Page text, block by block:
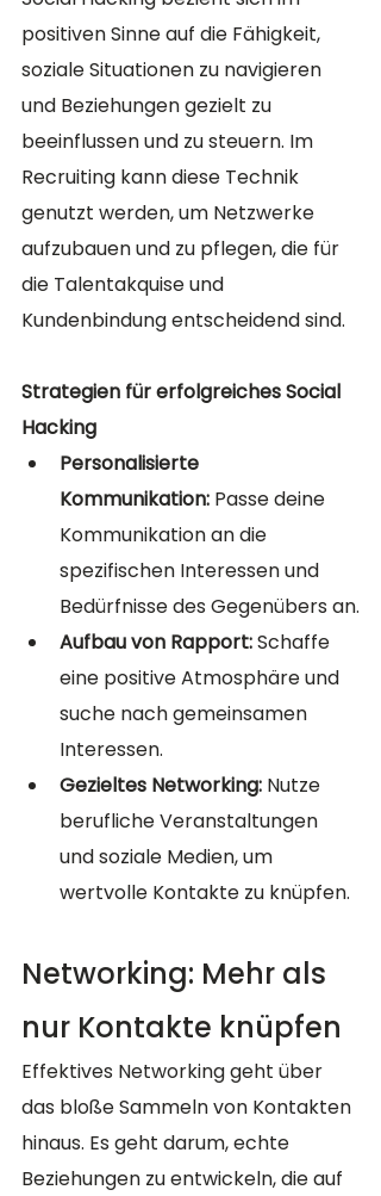
positiven Sinne auf die Fähigkeit,
soziale Situationen zu navigieren
und Beziehungen gezielt zu
beeinflussen und zu steuern. Im
Recruiting kann diese Technik
genutzt werden, um Netzwerke
aufzubauen und zu pflegen, die für
die Talentakquise und
Kundenbindung entscheidend sind.
Strategien für erfolgreiches Social
Hacking
Personalisierte
Kommunikation: Passe deine
Kommunikation an die
spezifischen Interessen und
Bedürfnisse des Gegenübers an.
Aufbau von Rapport: Schaffe
eine positive Atmosphäre und
suche nach gemeinsamen
Interessen.
Gezieltes Networking: Nutze
berufliche Veranstaltungen
und soziale Medien, um
wertvolle Kontakte zu knüpfen.
Networking: Mehr als
nur Kontakte knüpfen
Effektives Networking geht über
das bloße Sammeln von Kontakten
hinaus. Es geht darum, echte
Beziehungen zu entwickeln, die auf